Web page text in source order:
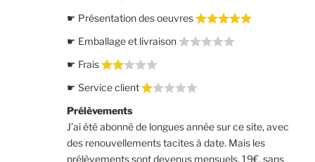
☛ Présentation des oeuvres
☛ Emballage et livraison
☛ Frais
☛ Service client
Prélèvements
J’ai été abonné de longues année sur ce site, avec
des renouvellements tacites à date. Mais les
prélèvements sont devenus mensuels, 19€, sans